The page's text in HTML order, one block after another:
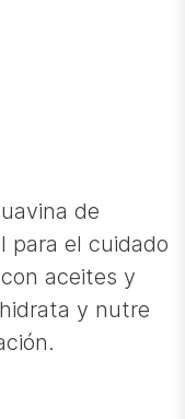
de
para el cuidado
aceites y
y nutre